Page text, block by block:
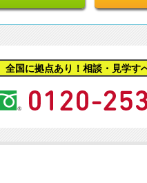
全国に拠点あり！相談・見学す